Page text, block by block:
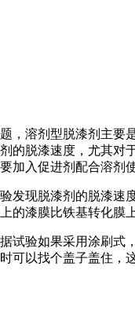
，溶剂型脱漆剂主要
的脱漆速度，尤其对
入促进剂配合溶剂
现脱漆剂的脱漆速
的漆膜比铁基转化膜
验如果采用涂刷式
可以找个盖子盖住，